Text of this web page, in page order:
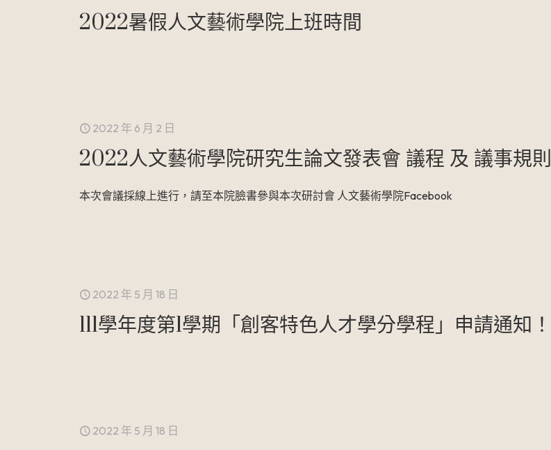
2022暑假人文藝術學院上班時間
2022 年 6 月 2 日
2022人文藝術學院研究生論文發表會 議程 及 議事規則
本次會議採線上進行，請至本院臉書參與本次研討會 人文藝術學院Facebook
2022 年 5 月 18 日
111學年度第1學期「創客特色人才學分學程」申請通知！
2022 年 5 月 18 日